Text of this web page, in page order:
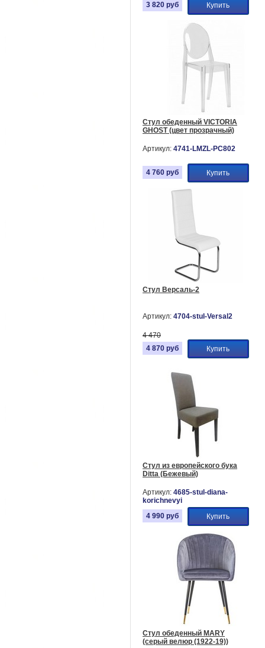
3 820 руб Купить
Стул обеденный VICTORIA
GHOST (цвет прозрачный)
Артикул: 4741-LMZL-РС802
4 760 руб Купить
Стул Версаль-2
Артикул: 4704-stul-Versal2
4 470
4 870 руб Купить
Стул из европейского бука
Ditta (Бежевый)
Артикул: 4685-stul-diana-
korichnevyi
4 990 руб Купить
Стул обеденный MARY
(серый велюр (1922-19))